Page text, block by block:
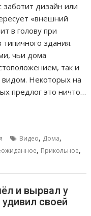
дизайн или
«внешний
в голову при
здания.
чьи дома
так и
Некоторых на
предлог это ничто…
Видео, Дома,
, Прикольное,
и вырвал у
своей